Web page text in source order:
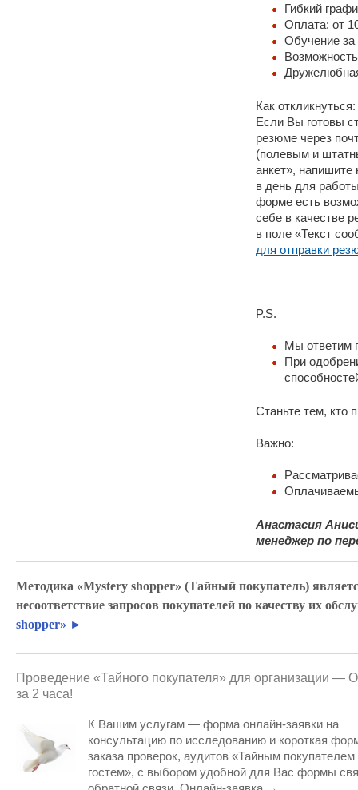
Гибкий
Оплата: от
Обучение за
Как откликнуться:
Если Вы готовы
резюме через
(полевым и
анкет», напишите
в день для
форме есть
себе в качестве
в поле «Текст
для отправки
P.S.
Мы ответим
При
Станьте тем, кто
Важно:
Анастасия
менеджер по
Методика «Mystery shopper» (Тайный покупатель)
несоответствие запросов покупателей по качеству их
shopper» ►
Проведение «Тайного покупателя» для организации —
за 2 часа!
К Вашим услугам — форма онлайн-заявки на
консультацию по исследованию и короткая
заказа проверок, аудитов «Тайным покупателем
гостем», с выбором удобной для Вас формы